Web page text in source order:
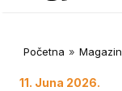
Početna » Magazin
11. Juna 2026.